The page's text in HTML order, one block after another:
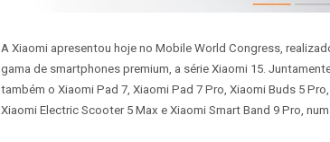
A Xiaomi apresentou hoje no Mobile World Congress,
gama de smartphones premium, a série Xiaomi 15. J
também o Xiaomi Pad 7, Xiaomi Pad 7 Pro, Xiaomi Buds 5
Xiaomi Electric Scooter 5 Max e Xiaomi Smart Band 9 Pro,